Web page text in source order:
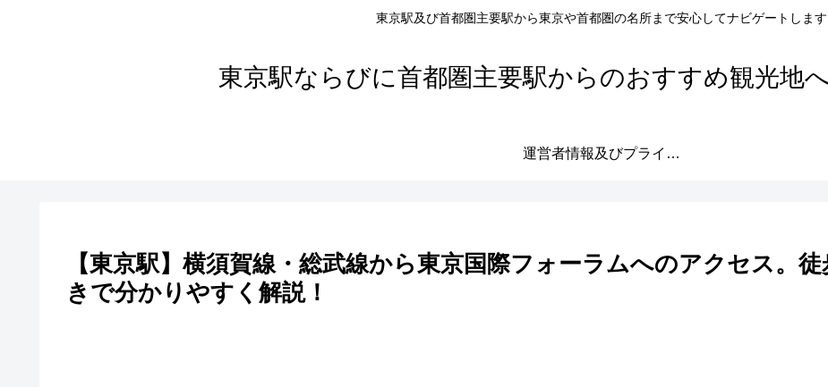
東京駅及び首都圏主要駅から東京や首都圏の名所まで安心してナビゲートします
東京駅ならびに首都圏主要駅からのおすすめ観光地
運営者情報及びプライバシーポリシー
【東京駅】横須賀線・総武線から東京国際フォーラムへのアクセス。
きで分かりやすく解説！